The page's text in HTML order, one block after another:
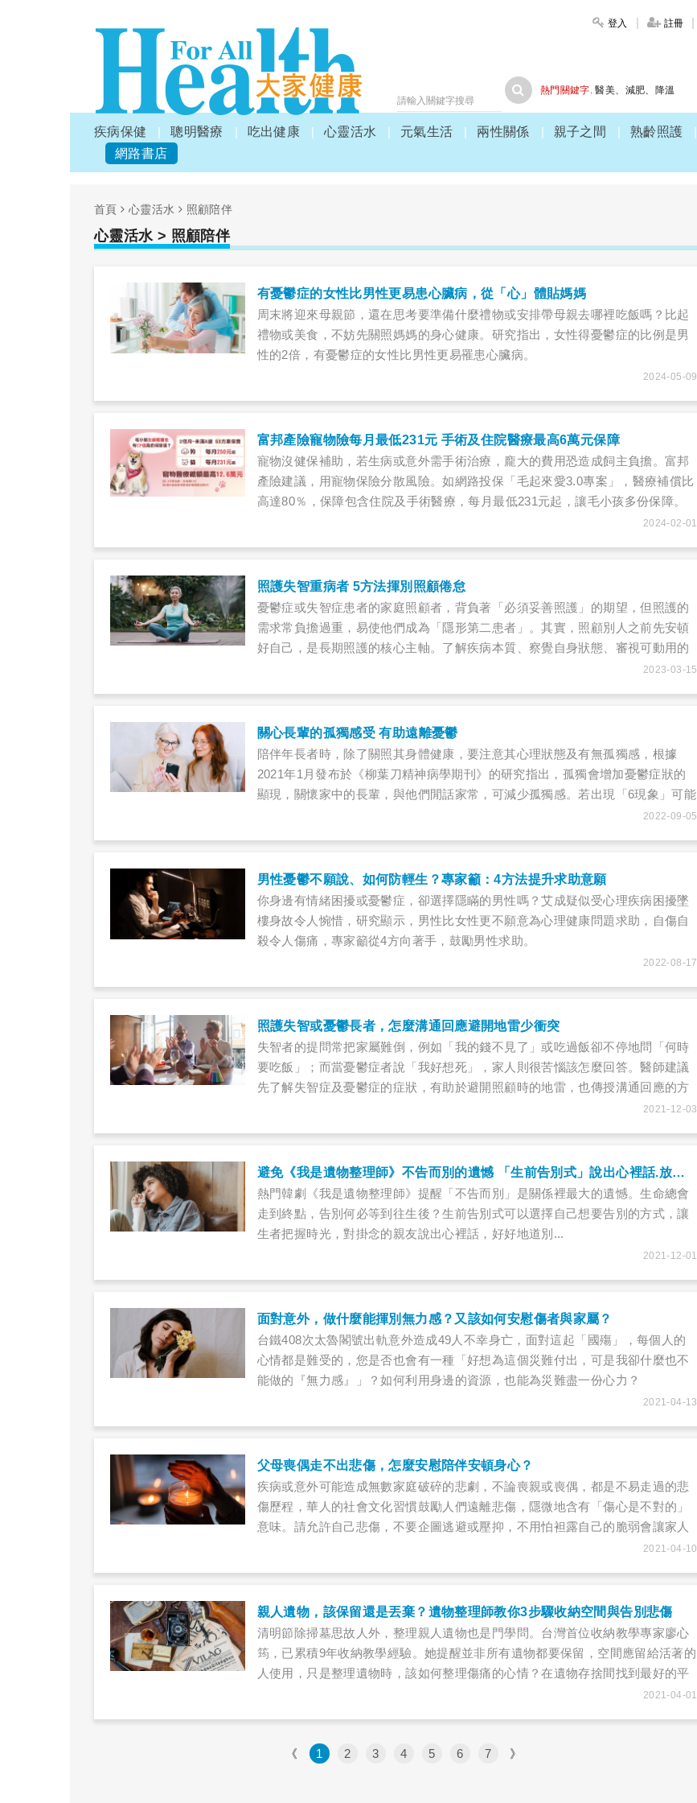
登入 註冊
熱門關鍵字. 醫美、 減肥、 降溫
疾病保健 聰明醫療 吃出健康 心靈活水 元氣生活 兩性關係 親子之間 熟齡照護
網路書店
首頁 心靈活水 照顧陪伴
心靈活水 > 照顧陪伴
有憂鬱症的女性比男性更易患心臟病，從「心」體貼媽媽
周末將迎來母親節，還在思考要準備什麼禮物或安排帶母親去哪裡吃飯嗎？比起
禮物或美食，不妨先關照媽媽的身心健康。研究指出，女性得憂鬱症的比例是男
性的2倍，有憂鬱症的女性比男性更易罹患心臟病。
2024-05-09
富邦產險寵物險每月最低231元 手術及住院醫療最高6萬元保障
寵物沒健保補助，若生病或意外需手術治療，龐大的費用恐造成飼主負擔。富邦
產險建議，用寵物保險分散風險。如網路投保「毛起來愛3.0專案」，醫療補償比
高達80％，保障包含住院及手術醫療，每月最低231元起，讓毛小孩多份保障。
2024-02-01
照護失智重病者 5方法揮別照顧倦怠
憂鬱症或失智症患者的家庭照顧者，背負著「必須妥善照護」的期望，但照護的
需求常負擔過重，易使他們成為「隱形第二患者」。其實，照顧別人之前先安頓
好自己，是長期照護的核心主軸。了解疾病本質、察覺自身狀態、審視可動用的
社會資源、爭取外援，建立喘息時間與紓壓習慣，能幫自己擺脫照顧者倦怠2023-03-15
關心長輩的孤獨感受 有助遠離憂鬱
陪伴年長者時，除了關照其身體健康，要注意其心理狀態及有無孤獨感，根據
2021年1月發布於《柳葉刀精神病學期刊》的研究指出，孤獨會增加憂鬱症狀的
顯現，關懷家中的長輩，與他們閒話家常，可減少孤獨感。若出現「6現象」可能
2022-09-05
男性憂鬱不願說、如何防輕生？專家籲：4方法提升求助意願
你身邊有情緒困擾或憂鬱症，卻選擇隱瞞的男性嗎？艾成疑似受心理疾病困擾墜
樓身故令人惋惜，研究顯示，男性比女性更不願意為心理健康問題求助，自傷自
殺令人傷痛，專家籲從4方向著手，鼓勵男性求助。
2022-08-17
照護失智或憂鬱長者，怎麼溝通回應避開地雷少衝突
失智者的提問常把家屬難倒，例如「我的錢不見了」或吃過飯卻不停地問「何時
要吃飯」；而當憂鬱症者說「我好想死」，家人則很苦惱該怎麼回答。醫師建議
先了解失智症及憂鬱症的症狀，有助於避開照顧時的地雷，也傳授溝通回應的方
法，以免因誤解而衝突不斷，也能避免照顧者過於勞累或挫折而成為下一個被照
2021-12-03
避免《我是遺物整理師》不告而別的遺憾 「生前告別式」說出心裡話.放下牽掛
熱門韓劇《我是遺物整理師》提醒「不告而別」是關係裡最大的遺憾。生命總會
走到終點，告別何必等到往生後？生前告別式可以選擇自己想要告別的方式，讓
生者把握時光，對掛念的親友說出心裡話，好好地道別...
2021-12-01
面對意外，做什麼能揮別無力感？又該如何安慰傷者與家屬？
台鐵408次太魯閣號出軌意外造成49人不幸身亡，面對這起「國殤」，每個人的
心情都是難受的，您是否也會有一種「好想為這個災難付出，可是我卻什麼也不
能做的『無力感』」？如何利用身邊的資源，也能為災難盡一份心力？
2021-04-13
父母喪偶走不出悲傷，怎麼安慰陪伴安頓身心？
疾病或意外可能造成無數家庭破碎的悲劇，不論喪親或喪偶，都是不易走過的悲
傷歷程，華人的社會文化習慣鼓勵人們遠離悲傷，隱微地含有「傷心是不對的」
意味。請允許自己悲傷，不要企圖逃避或壓抑，不用怕袒露自己的脆弱會讓家人
2021-04-10
親人遺物，該保留還是丟棄？遺物整理師教你3步驟收納空間與告別悲傷
清明節除掃墓思故人外，整理親人遺物也是門學問。台灣首位收納教學專家廖心
筠，已累積9年收納教學經驗。她提醒並非所有遺物都要保留，空間應留給活著的
人使用，只是整理遺物時，該如何整理傷痛的心情？在遺物存捨間找到最好的平
2021-04-01
《 1 2 3 4 5 6 7 》